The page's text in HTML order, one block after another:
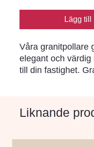
Lägg till
Våra granitpollare
elegant och värdig
till din fastighet.
Liknande